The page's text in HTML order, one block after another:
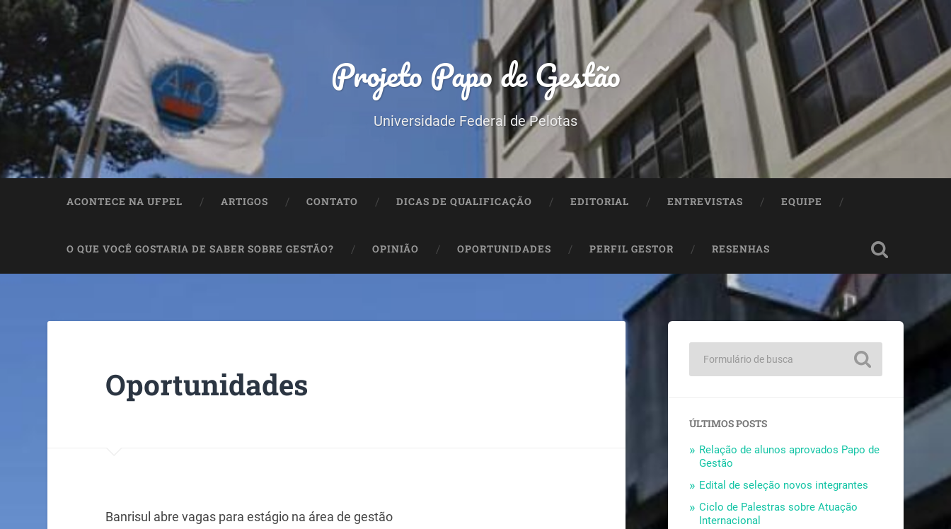
Projeto Papo de Gestão
Universidade Federal de Pelotas
ACONTECE NA UFPEL ARTIGOS CONTATO DICAS DE QUALIFICAÇÃO EDITORIAL ENTREVISTAS EQUIPE
O QUE VOCÊ GOSTARIA DE SABER SOBRE GESTÃO? OPINIÃO OPORTUNIDADES PERFIL GESTOR RESENHAS
Oportunidades
Banrisul abre vagas para estágio na área de gestão
ÚLTIMOS POSTS
Relação de alunos aprovados Papo de
Gestão
Edital de seleção novos integrantes
Ciclo de Palestras sobre Atuação
Internacional